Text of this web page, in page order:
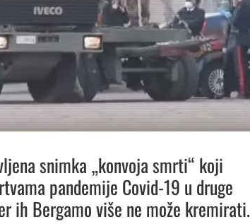
snimka „konvoja smrti“ koji
pandemije Covid-19 u druge
ih Bergamo više ne može kremirati.